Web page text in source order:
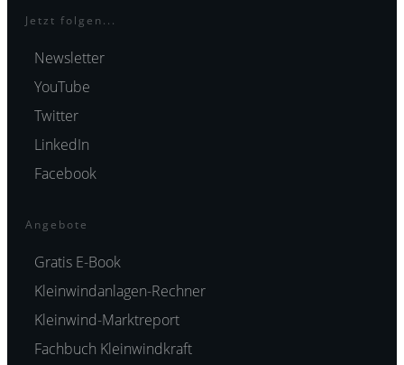
Jetzt folgen...
Newsletter
YouTube
Twitter
LinkedIn
Facebook
Angebote
Gratis E-Book
Kleinwindanlagen-Rechner
Kleinwind-Marktreport
Fachbuch Kleinwindkraft